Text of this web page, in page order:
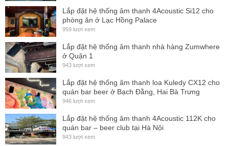
Portable and installed AV systems
High SPL under balcony, stage lip, delay fill
Live sound reinforcement
Main PA in medium-sized venues such as clubs,
theaters, concert halls, houses of worship
Corporate AV and other voice reinforcement
applications
a-Class full range models feature a five-sided enclosure
design for ease of use in monitor or FOH orientations.
a-Class systems are ideal for working professionals seeking
Lắp đặt hệ thống âm thanh 4Acoustic Si12 cho
phòng ăn ở Lạc Hồng Palace
959 lượt xem
Lắp đặt hệ thống âm thanh nhà hàng Zumwhere
ở Quận 1
943 lượt xem
Lắp đặt hệ thống âm thanh loa Kuledy CX12 cho
quán bar beer ở Bạch Đằng, Hai Bà Trưng
946 lượt xem
Lắp đặt hệ thống âm thanh 4Acoustic 112K cho
quán bar – beer club tại Hà Nội
943 lượt xem